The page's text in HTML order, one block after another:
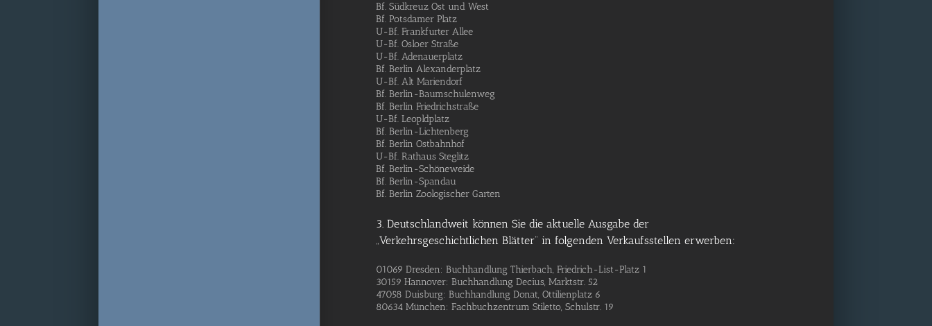
Bf. Süd­kreuz Ost und West
Bf. Pots­da­mer Platz
U-Bf. Frank­fur­ter Allee
U-Bf. Oslo­er Straße
U-Bf. Adenauerplatz
Bf. Ber­lin Alexanderplatz
U-Bf. Alt Mariendorf
Bf. Berlin-Baumschulenweg
Bf. Ber­lin Friedrichstraße
U-Bf. Leopldplatz
Bf. Berlin-Lichtenberg
Bf. Ber­lin Ostbahnhof
U-Bf. Rat­haus Steglitz
Bf. Berlin-Schöneweide
Bf. Berlin-Spandau
Bf. Ber­lin Zoo­lo­gi­scher Garten
3. Deutschlandweit können Sie die aktuelle Ausgabe der
„Verkehrsgeschichtlichen Blätter“ in folgenden Verkaufsstellen erwerben:
01069 Dres­den: Buch­hand­lung Thier­bach, Frie­d­rich-List-Platz 1
30159 Han­no­ver: Buch­hand­lung Deci­us, Markt­str. 52
47058 Duis­burg: Buch­hand­lung Donat, Otti­li­en­platz 6
80634 Mün­chen: Fach­buch­zen­trum Sti­let­to, Schul­str. 19